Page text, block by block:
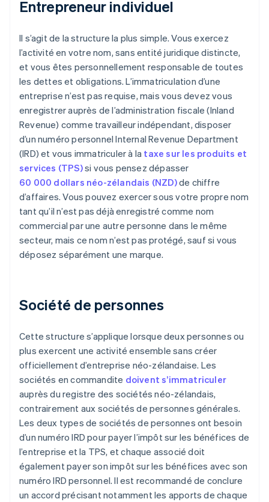
Entrepreneur individuel
Il s’agit de la structure la plus simple. Vous exercez
l’activité en votre nom, sans entité juridique distincte,
et vous êtes personnellement responsable de toutes
les dettes et obligations. L’immatriculation d’une
entreprise n’est pas requise, mais vous devez vous
enregistrer auprès de l’administration fiscale (Inland
Revenue) comme travailleur indépendant, disposer
d’un numéro personnel Internal Revenue Department
(IRD) et vous immatriculer à la taxe sur les produits et
services (TPS)si vous pensez dépasser
60 000 dollars néo-zélandais (NZD)de chiffre
d’affaires. Vous pouvez exercer sous votre propre nom
tant qu’il n’est pas déjà enregistré comme nom
commercial par une autre personne dans le même
secteur, mais ce nom n’est pas protégé, sauf si vous
déposez séparément une marque.
Société de personnes
Cette structure s’applique lorsque deux personnes ou
plus exercent une activité ensemble sans créer
officiellement d’entreprise néo-zélandaise. Les
sociétés en commandite doivent s’immatriculer
auprès du registre des sociétés néo-zélandais,
contrairement aux sociétés de personnes générales.
Les deux types de sociétés de personnes ont besoin
d’un numéro IRD pour payer l’impôt sur les bénéfices de
l’entreprise et la TPS, et chaque associé doit
également payer son impôt sur les bénéfices avec son
numéro IRD personnel. Il est recommandé de conclure
un accord précisant notamment les apports de chaque